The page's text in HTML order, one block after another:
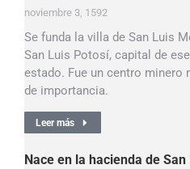
noviembre 3, 1592
Se funda la villa de San Luis
San Luis Potosí, capital de
estado. Fue un centro minero
de importancia.
Leer más
Nace en la hacienda de